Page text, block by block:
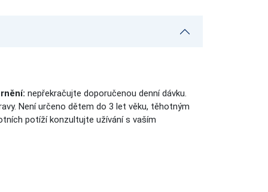
nepřekračujte doporučenou denní dávku.
Není určeno dětem do 3 let věku, těhotným
potíží konzultujte užívání s vaším